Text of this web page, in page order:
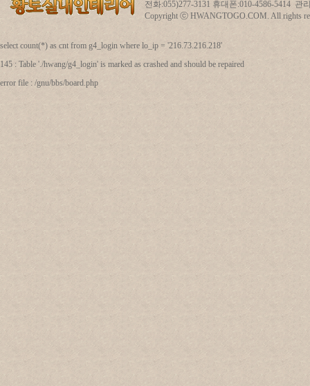
전화:055)277-3131 휴대폰:010-4586-5414 관
Copyright ⓒ HWANGTOGO.COM. All rights
select count(*) as cnt from g4_login where lo_ip = '216.73.216.218'
145 : Table './hwang/g4_login' is marked as crashed and should be repaired
error file : /gnu/bbs/board.php